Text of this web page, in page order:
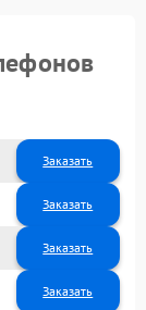
Заказать
Заказать